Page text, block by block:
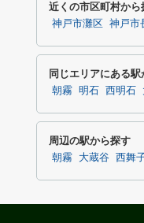
近くの市区町村から
神戸市灘区 神戸市
同じエリアにある駅
朝霧 明石 西明石
周辺の駅から探す
朝霧 大蔵谷 西舞